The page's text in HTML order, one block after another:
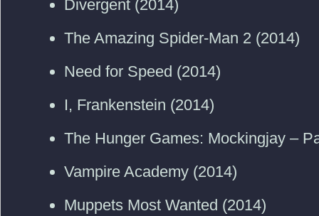
Divergent (2014)
The Amazing Spider-Man 2 (2014)
Need for Speed (2014)
I, Frankenstein (2014)
The Hunger Games: Mockingjay –
Vampire Academy (2014)
Muppets Most Wanted (2014)